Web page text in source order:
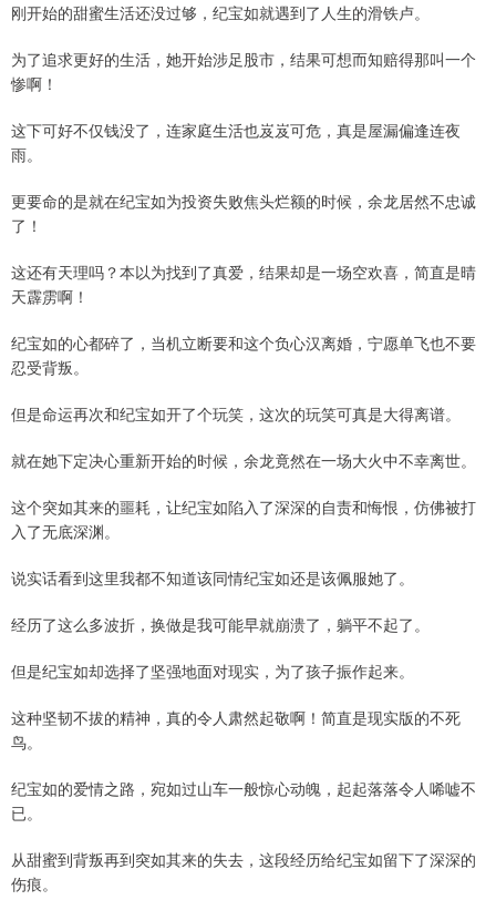
刚开始的甜蜜生活还没过够，纪宝如就遇到了人生的滑铁卢。
为了追求更好的生活，她开始涉足股市，结果可想而知赔得那叫一个
惨啊！
这下可好不仅钱没了，连家庭生活也岌岌可危，真是屋漏偏逢连夜
雨。
更要命的是就在纪宝如为投资失败焦头烂额的时候，余龙居然不忠诚
了！
这还有天理吗？本以为找到了真爱，结果却是一场空欢喜，简直是晴
天霹雳啊！
纪宝如的心都碎了，当机立断要和这个负心汉离婚，宁愿单飞也不要
忍受背叛。
但是命运再次和纪宝如开了个玩笑，这次的玩笑可真是大得离谱。
就在她下定决心重新开始的时候，余龙竟然在一场大火中不幸离世。
这个突如其来的噩耗，让纪宝如陷入了深深的自责和悔恨，仿佛被打
入了无底深渊。
说实话看到这里我都不知道该同情纪宝如还是该佩服她了。
经历了这么多波折，换做是我可能早就崩溃了，躺平不起了。
但是纪宝如却选择了坚强地面对现实，为了孩子振作起来。
这种坚韧不拔的精神，真的令人肃然起敬啊！简直是现实版的不死
鸟。
纪宝如的爱情之路，宛如过山车一般惊心动魄，起起落落令人唏嘘不
已。
从甜蜜到背叛再到突如其来的失去，这段经历给纪宝如留下了深深的
伤痕。